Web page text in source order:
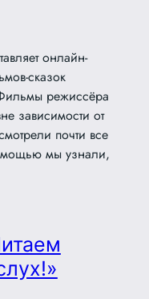
онлайн-
сказок
режиссёра
зависимости от
почти все
мы узнали,